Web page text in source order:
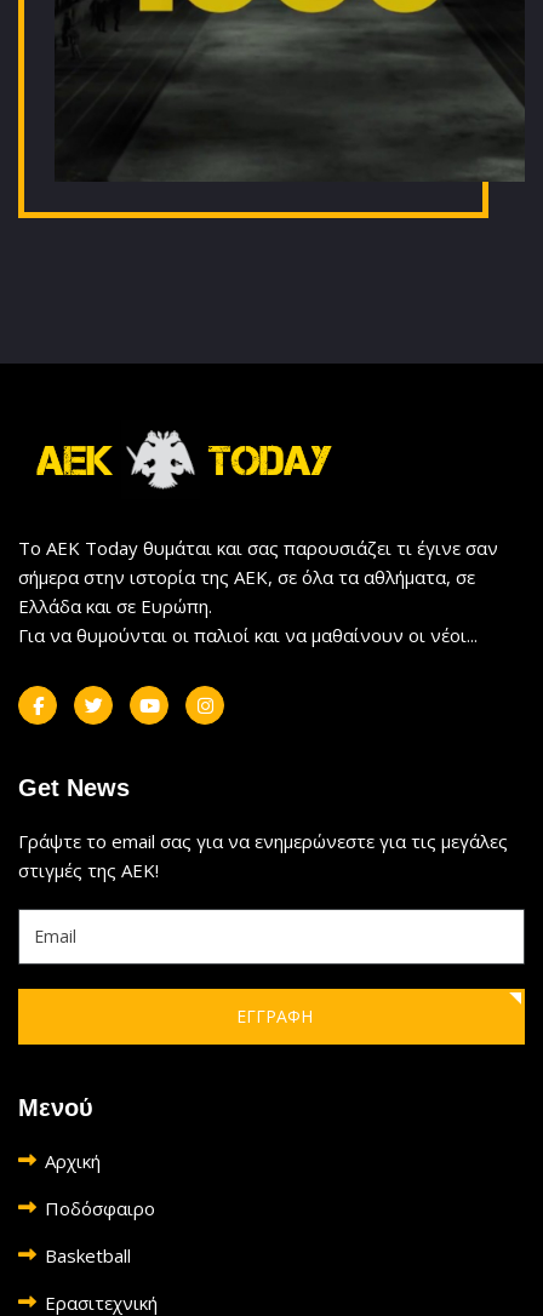
Το AEK Today θυμάται και σας παρουσιάζει τι έγινε σαν
σήμερα στην ιστορία της ΑΕΚ, σε όλα τα αθλήματα, σε
Ελλάδα και σε Ευρώπη.
Για να θυμούνται οι παλιοί και να μαθαίνουν οι νέοι...
Get News
Γράψτε το email σας για να ενημερώνεστε για τις μεγάλες
στιγμές της ΑΕΚ!
ΕΓΓΡΑΦΗ
Μενού
Αρχική
Ποδόσφαιρο
Basketball
Ερασιτεχνική